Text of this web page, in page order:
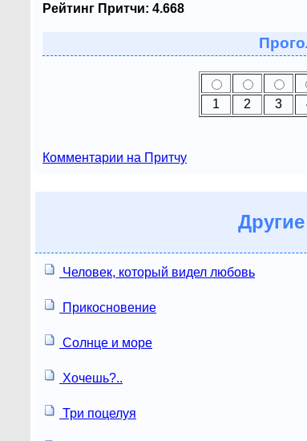
Рейтинг Притчи: 4.668
1
2 3
Комментарии на Притчу
Другие
Человек, который видел любовь
Прикосновение
Солнце и море
Хочешь?..
Три поцелуя